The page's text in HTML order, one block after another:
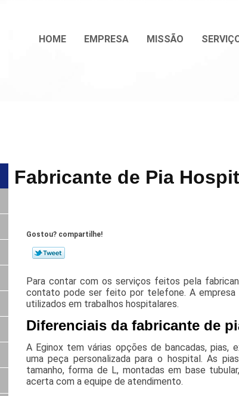
HOME EMPRESA MISSÃO
Fabricante de Pia
Gostou? compartilhe!
Para contar com os serviços feitos pela
contato pode ser feito por telefone. A
utilizados em trabalhos hospitalares.
Diferenciais da fabricante de
A Eginox tem várias opções de bancadas, pias,
uma peça personalizada para o hospital. As
tamanho, forma de L, montadas em base
acerta com a equipe de atendimento.